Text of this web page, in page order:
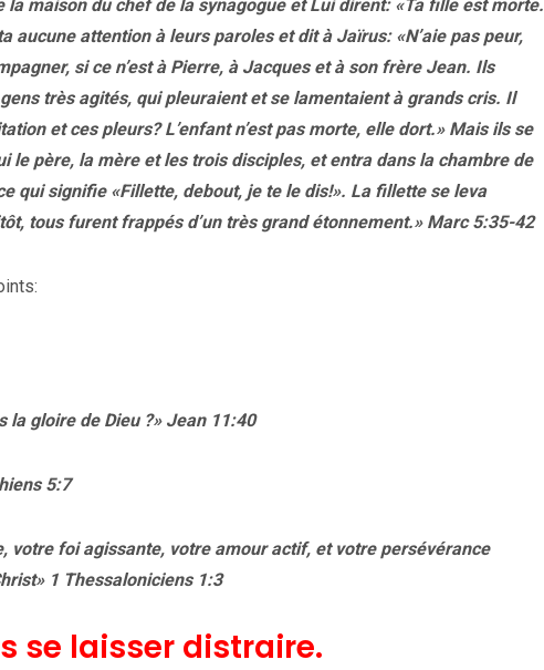
maison du chef de la synagogue et Lui dirent: «Ta fille est morte.
attention à leurs paroles et dit à Jaïrus: «N’aie pas peur,
si ce n’est à Pierre, à Jacques et à son frère Jean. Ils
très agités, qui pleuraient et se lamentaient à grands cris. Il
et ces pleurs? L’enfant n’est pas morte, elle dort.» Mais ils se
père, la mère et les trois disciples, et entra dans la chambre de
qui signifie «Fillette, debout, je te le dis!». La fillette se leva
tous furent frappés d’un très grand étonnement.» Marc 5:35-42
la gloire de Dieu ?» Jean 11:40
5:7
votre foi agissante, votre amour actif, et votre persévérance
1 Thessaloniciens 1:3
se laisser distraire.